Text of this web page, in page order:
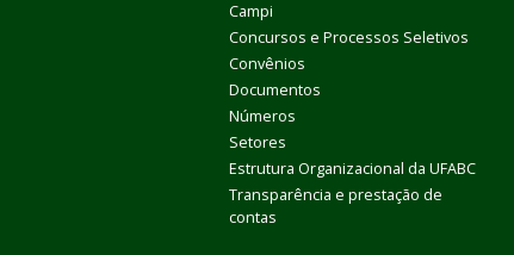
Campi
Concursos e Processos Seletivos
Convênios
Documentos
Números
Setores
Estrutura Organizacional da UFABC
Transparência e prestação de
contas